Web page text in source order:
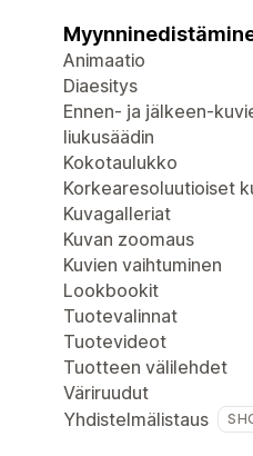
Animaatio
Diaesitys
Ennen- ja jälkeen-
liukusäädin
Kokotaulukko
Korkearesoluutioiset
Kuvagalleriat
Kuvan zoomaus
Kuvien vaihtuminen
Lookbookit
Tuotevalinnat
Tuotevideot
Tuotteen välilehdet
Väriruudut
Yhdistelmälistaus